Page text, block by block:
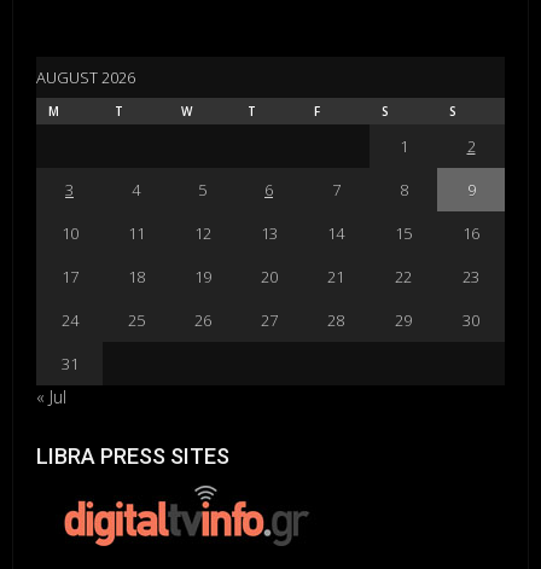
AUGUST 2026
M T W T F S S
1
2
3
4 5 6 7 8
9
10
11 12 13 14 15
16
17
18 19 20 21 22
23
24
25 26 27 28 29
30
31
« Jul
LIBRA PRESS SITES